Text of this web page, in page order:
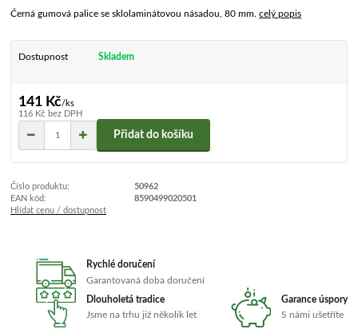
Černá gumová palice se sklolaminátovou násadou, 80 mm.celý popis
Dostupnost Skladem
141 Kč/ks
116 Kč bez DPH
Přidat do košíku
Číslo produktu:
50962
EAN kód:
8590499020501
Hlídat cenu / dostupnost
Rychlé doručení
Garantovaná doba doručení
Dlouholetá tradice
Jsme na trhu již několik let
Garance úspory
S námi ušetříte